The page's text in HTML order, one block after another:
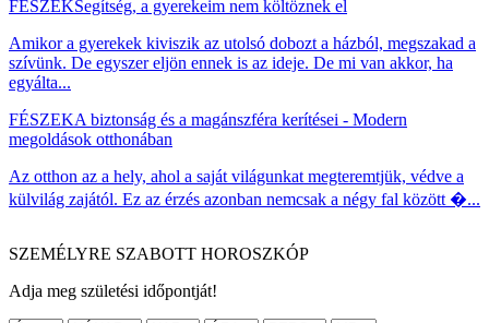
FÉSZEKSegítség, a gyerekeim nem költöznek el
Amikor a gyerekek kiviszik az utolsó dobozt a házból, megszakad a
szívünk. De egyszer eljön ennek is az ideje. De mi van akkor, ha
egyálta...
FÉSZEKA biztonság és a magánszféra kerítései - Modern
megoldások otthonában
Az otthon az a hely, ahol a saját világunkat megteremtjük, védve a
külvilág zajától. Ez az érzés azonban nemcsak a négy fal között �...
SZEMÉLYRE SZABOTT HOROSZKÓP
Adja meg születési időpontját!